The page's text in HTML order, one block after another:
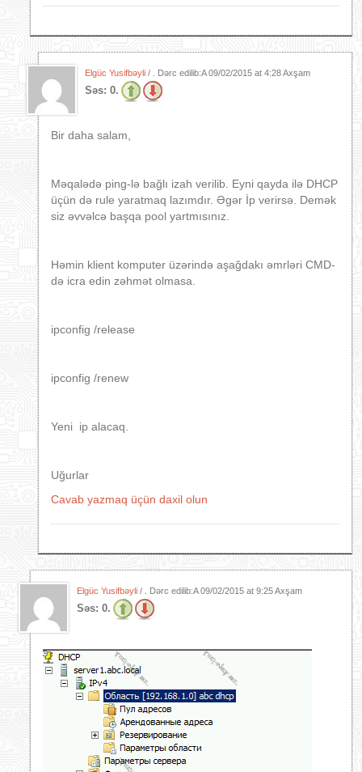
Elgüc Yusifbəyli / . Dərc edilib:A09/02/2015 at 4:28 Axşam
Səs: 0.
Bir daha salam,
Məqalədə ping-lə bağlı izah verilib. Eyni qayda ilə DHCP
üçün də rule yaratmaq lazımdır. Əgər İp verirsə. Demək
siz əvvəlcə başqa pool yartmısınız.
Həmin klient komputer üzərində aşağdakı əmrləri CMD-
də icra edin zəhmət olmasa.
ipconfig /release
ipconfig /renew
Yeni ip alacaq.
Uğurlar
Cavab yazmaq üçün daxil olun
Elgüc Yusifbəyli / . Dərc edilib:A09/02/2015 at 9:25 Axşam
Səs: 0.